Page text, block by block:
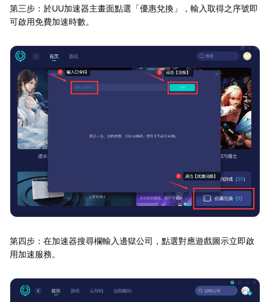
第三步：於UU加速器主畫面點選「優惠兌換」，輸入取得之序號即
可啟用免費加速時數。
第四步：在加速器搜尋欄輸入邊獄公司，點選對應遊戲圖示立即啟
用加速服務。